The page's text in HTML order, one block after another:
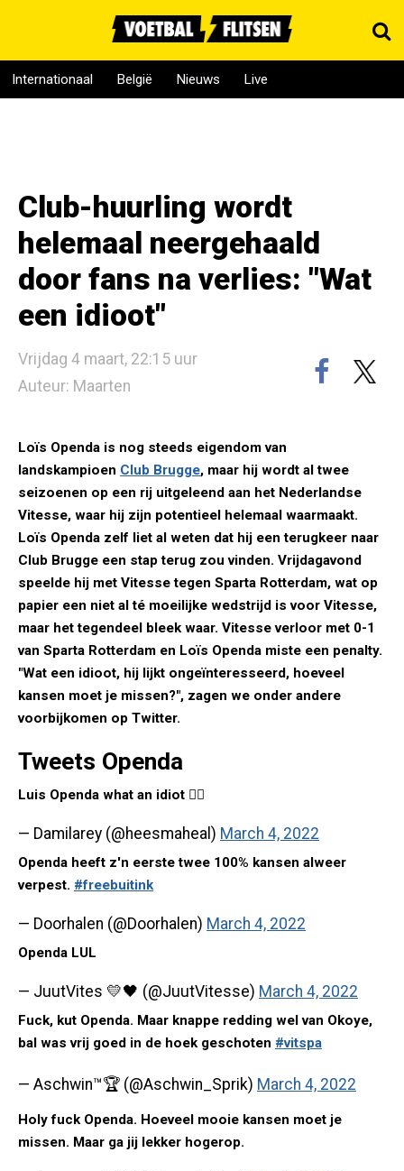
Internationaal België Nieuws Live
Club-huurling wordt
helemaal neergehaald
door fans na verlies: "Wat
een idioot"
Vrijdag 4 maart, 22:15 uur
Auteur: Maarten
Loïs Openda is nog steeds eigendom van
landskampioen Club Brugge, maar hij wordt al twee
seizoenen op een rij uitgeleend aan het Nederlandse
Vitesse, waar hij zijn potentieel helemaal waarmaakt.
Loïs Openda zelf liet al weten dat hij een terugkeer naar
Club Brugge een stap terug zou vinden. Vrijdagavond
speelde hij met Vitesse tegen Sparta Rotterdam, wat op
papier een niet al té moeilijke wedstrijd is voor Vitesse,
maar het tegendeel bleek waar. Vitesse verloor met 0-1
van Sparta Rotterdam en Loïs Openda miste een penalty.
"Wat een idioot, hij lijkt ongeïnteresseerd, hoeveel
kansen moet je missen?", zagen we onder andere
voorbijkomen op Twitter.
Tweets Openda
Luis Openda what an idiot 🤦‍♂
— Damilarey (@heesmaheal) March 4, 2022
Openda heeft z'n eerste twee 100% kansen alweer
verpest. #freebuitink
— Doorhalen (@Doorhalen) March 4, 2022
Openda LUL
— JuutVites 💛🖤 (@JuutVitesse) March 4, 2022
Fuck, kut Openda. Maar knappe redding wel van Okoye,
bal was vrij goed in de hoek geschoten #vitspa
— Aschwin™🏆 (@Aschwin_Sprik) March 4, 2022
Holy fuck Openda. Hoeveel mooie kansen moet je
missen. Maar ga jij lekker hogerop.